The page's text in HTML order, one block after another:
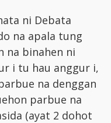
ni Debata
na apala tung
na binahen ni
i tu hau anggur i,
na denggan
parbue na
(ayat 2 dohot